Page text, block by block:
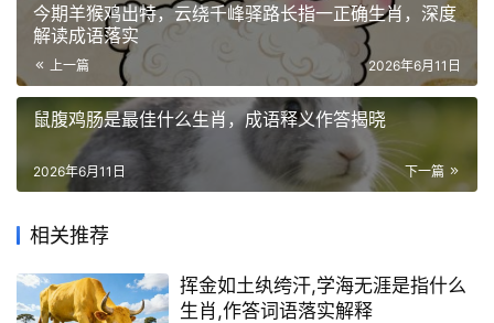
今期羊猴鸡出特，云绕千峰驿路长指一正确生肖，深度
解读成语落实
上一篇 2026年6月11日
鼠腹鸡肠是最佳什么生肖，成语释义作答揭晓
下一篇
2026年6月11日
相关推荐
挥金如土纨绔汗,学海无涯是指什么
生肖,作答词语落实解释